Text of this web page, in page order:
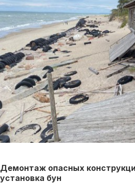
Демонтаж опасных
установка бун